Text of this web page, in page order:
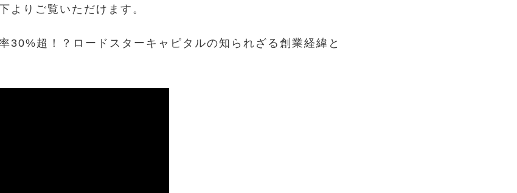
よりご覧いただけます。
30%超！？ロードスターキャピタルの知られざる創業経緯と